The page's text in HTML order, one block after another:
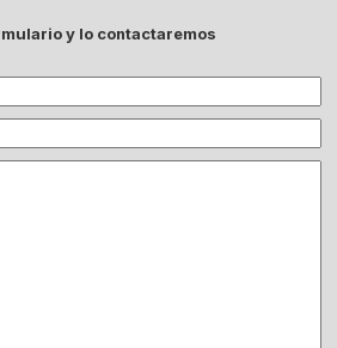
y lo contactaremos